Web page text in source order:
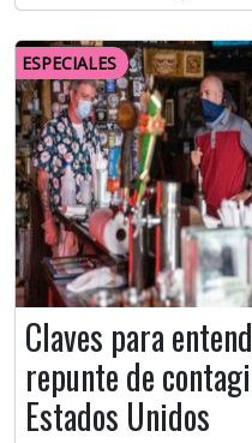
ESPECIALES
Claves para
repunte de
Estados Unidos